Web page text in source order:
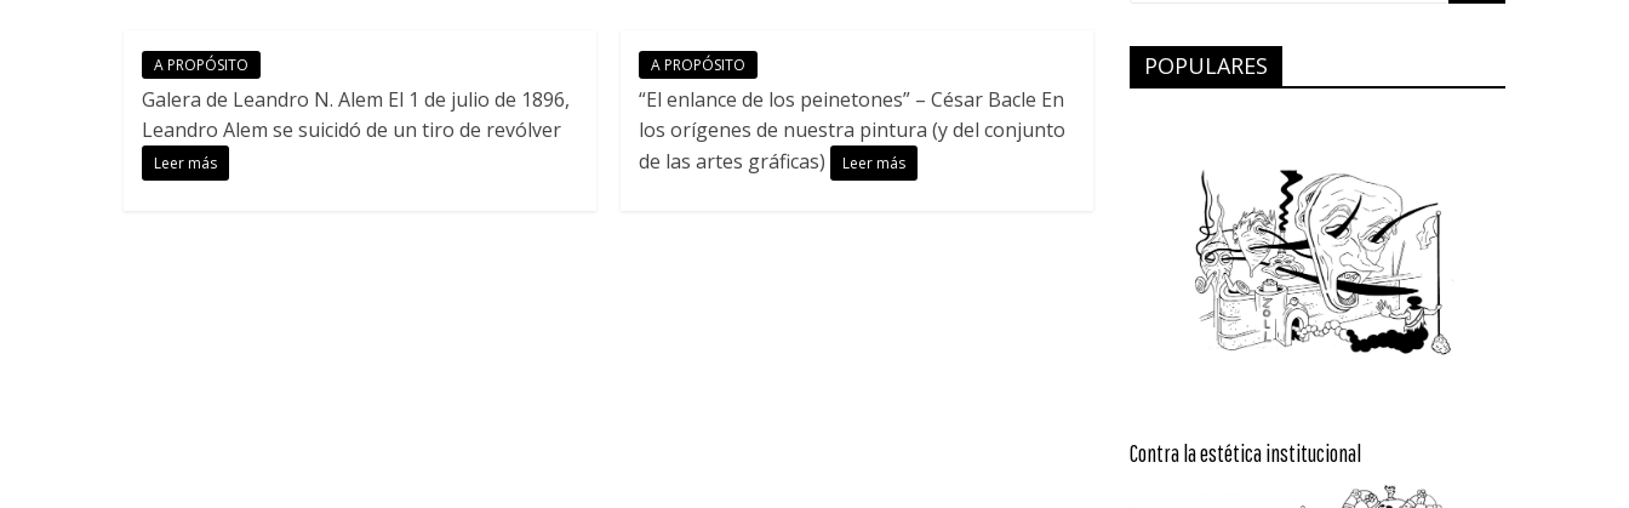
A PROPÓSITO
Galera de Leandro N. Alem El 1 de julio de 1896,
Leandro Alem se suicidó de un tiro de revólver
Leer más
A PROPÓSITO
“El enlance de los peinetones” – César Bacle En
los orígenes de nuestra pintura (y del conjunto
de las artes gráficas)
Leer más
POPULARES
Contra la estética institucional